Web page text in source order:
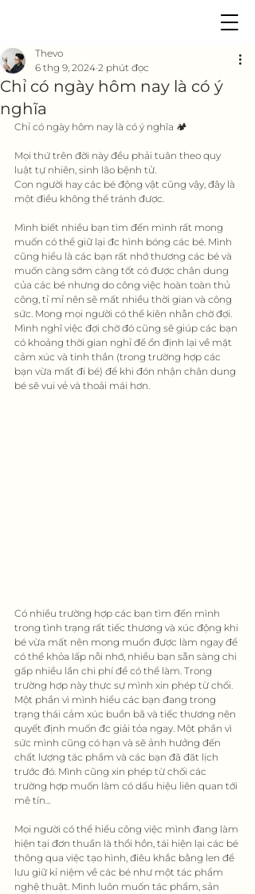
Chỉ có ngày hôm nay là có ý
nghĩa
Thevo
6 thg 9, 2024 2 phút đọc
Chỉ có ngày hôm nay là có ý nghĩa 🏕
Mọi thứ trên đời này đều phải tuân theo quy
luật tự nhiên, sinh lão bệnh tử.
Con người hay các bé động vật cũng vậy, đây là
một điều không thể tránh được.
Mình biết nhiều bạn tìm đến mình rất mong
muốn có thể giữ lại đc hình bóng các bé. Mình
cũng hiểu là các bạn rất nhớ thương các bé và
muốn càng sớm càng tốt có được chân dung
của các bé nhưng do công việc hoàn toàn thủ
công, tỉ mỉ nên sẽ mất nhiều thời gian và công
sức. Mong mọi người có thể kiên nhẫn chờ đợi.
Mình nghĩ việc đợi chờ đó cũng sẽ giúp các bạn
có khoảng thời gian nghỉ để ổn định lại về mặt
cảm xúc và tinh thần (trong trường hợp các
bạn vừa mất đi bé) để khi đón nhận chân dung
bé sẽ vui vẻ và thoải mái hơn.
Có nhiều trường hợp các bạn tìm đến mình
trong tình trạng rất tiếc thương và xúc động khi
bé vừa mất nên mong muốn được làm ngay để
có thể khỏa lấp nỗi nhớ, nhiều bạn sẵn sàng chi
gấp nhiều lần chi phí để có thể làm. Trong
trường hợp này thực sự mình xin phép từ chối.
Một phần vì mình hiểu các bạn đang trong
trạng thái cảm xúc buồn bã và tiếc thương nên
quyết định muốn đc giải tỏa ngay. Một phần vì
sức mình cũng có hạn và sẽ ảnh hưởng đến
chất lượng tác phẩm và các bạn đã đăt lịch
trước đó. Mình cũng xin phép từ chối các
trường hợp muốn làm có dấu hiệu liên quan tới
mê tín...
Mọi người có thể hiểu công việc mình đang làm
hiện tại đơn thuần là thổi hồn, tái hiện lại các bé
thông qua việc tạo hình, điêu khắc bằng len để
lưu giữ kỉ niệm về các bé như một tác phẩm
nghệ thuật. Mình luôn muốn tác phẩm, sản